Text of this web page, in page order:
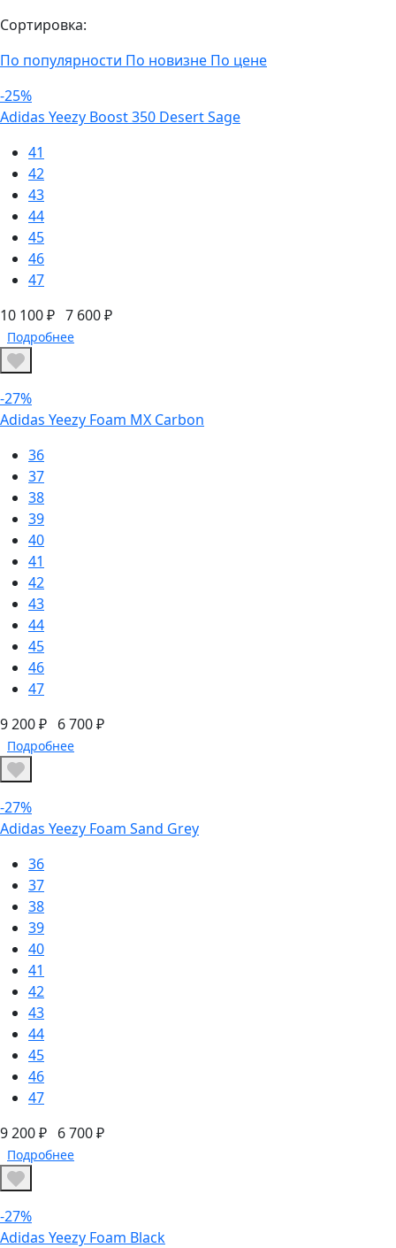
Сортировка:
По популярности По новизне По цене
-25%
Adidas Yeezy Boost 350 Desert Sage
41
42
43
44
45
46
47
10 100 ₽ 7 600 ₽
Подробнее
-27%
Adidas Yeezy Foam MX Carbon
36
37
38
39
40
41
42
43
44
45
46
47
9 200 ₽ 6 700 ₽
Подробнее
-27%
Adidas Yeezy Foam Sand Grey
36
37
38
39
40
41
42
43
44
45
46
47
9 200 ₽ 6 700 ₽
Подробнее
-27%
Adidas Yeezy Foam Black